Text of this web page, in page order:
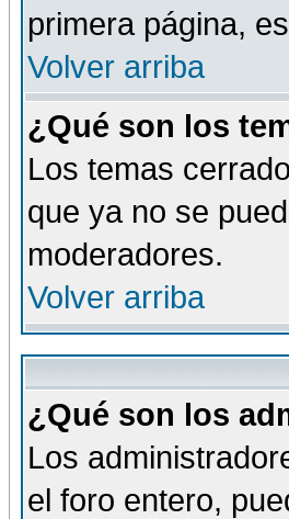
primera página,
Volver arriba
¿Qué son los
Los temas
que ya no se
moderadores.
Volver arriba
¿Qué son los
Los
el foro entero,